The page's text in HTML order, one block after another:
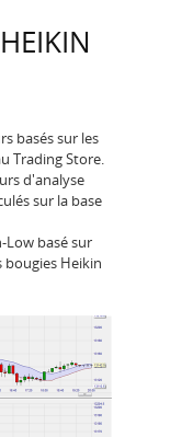
basés sur les
Trading Store.
d'analyse
sur la base
Low basé sur
bougies Heikin